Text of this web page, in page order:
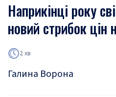
Наприкінці року
новий стрибок цін
2 хв
Галина Ворона